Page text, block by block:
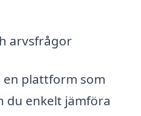
arvsfrågor
en plattform som
du enkelt jämföra